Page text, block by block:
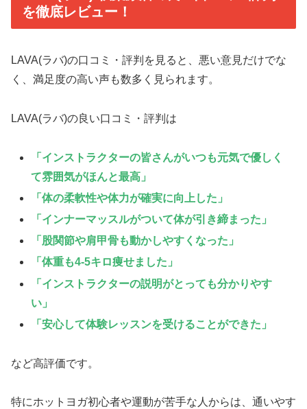
を徹底レビュー！
LAVA(ラバ)の口コミ・評判を見ると、悪い意見だけでな
く、満足度の高い声も数多く見られます。
LAVA(ラバ)の良い口コミ・評判は
「インストラクターの皆さんがいつも元気で優しく
て雰囲気がほんと最高」
「体の柔軟性や体力が確実に向上した」
「インナーマッスルがついて体が引き締まった」
「股関節や肩甲骨も動かしやすくなった」
「体重も4-5キロ痩せました」
「インストラクターの説明がとっても分かりやす
い」
「安心して体験レッスンを受けることができた」
など高評価です。
特にホットヨガ初心者や運動が苦手な人からは、通いやす